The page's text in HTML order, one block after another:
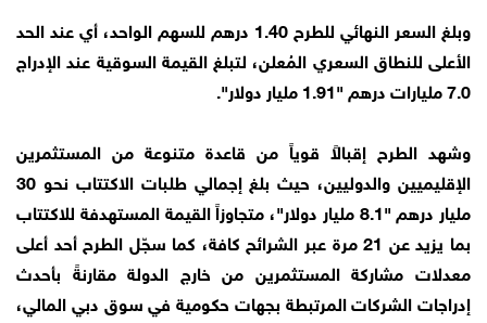
وبلغ السعر النهائي للطرح 1.40 درهم للسهم الواحد، أي عند الحد
الأعلى للنطاق السعري المُعلن، لتبلغ القيمة السوقية عند الإدراج
7.0 مليارات درهم "1.91 مليار دولار".
وشهد الطرح إقبالاً قوياً من قاعدة متنوعة من المستثمرين
الإقليميين والدوليين، حيث بلغ إجمالي طلبات الاكتتاب نحو 30
مليار درهم "8.1 مليار دولار"، متجاوزاً القيمة المستهدفة للاكتتاب
بما يزيد عن 21 مرة عبر الشرائح كافة، كما سجّل الطرح أحد أعلى
معدلات مشاركة المستثمرين من خارج الدولة مقارنةً بأحدث
إدراجات الشركات المرتبطة بجهات حكومية في سوق دبي المالي،